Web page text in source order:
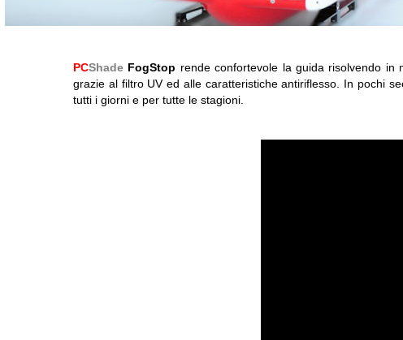
PCShade FogStop rende confortevole la guida risolvendo in
grazie al filtro UV ed alle caratteristiche antiriflesso. In pochi
tutti i giorni e per tutte le stagioni.